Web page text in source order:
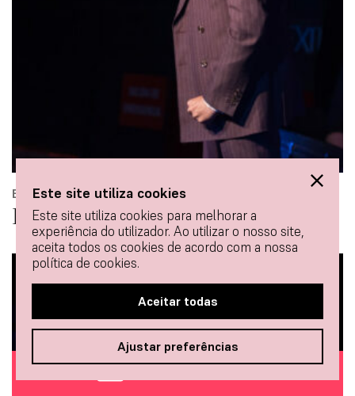
BAILAOR
Farruquito
Este site utiliza cookies
Este site utiliza cookies para melhorar a
experiência do utilizador. Ao utilizar o nosso site,
aceita todos os cookies de acordo com a nossa
política de cookies.
Aceitar todas
Ajustar preferências